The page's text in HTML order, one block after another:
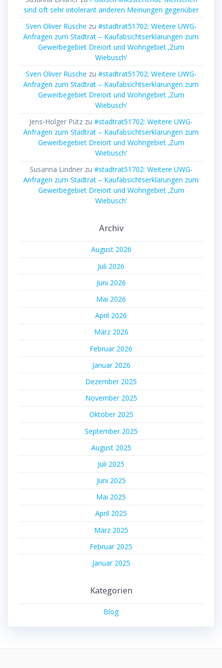
sind oft sehr intolerant anderen Meinungen gegenüber
Sven Oliver Rüsche zu #stadtrat51702: Weitere UWG-
Anfragen zum Stadtrat – Kaufabsichtserklärungen zum
Gewerbegebiet Dreiort und Wohngebiet ‚Zum
Wiebusch‘
Sven Oliver Rüsche zu #stadtrat51702: Weitere UWG-
Anfragen zum Stadtrat – Kaufabsichtserklärungen zum
Gewerbegebiet Dreiort und Wohngebiet ‚Zum
Wiebusch‘
Jens-Holger Pütz zu #stadtrat51702: Weitere UWG-
Anfragen zum Stadtrat – Kaufabsichtserklärungen zum
Gewerbegebiet Dreiort und Wohngebiet ‚Zum
Wiebusch‘
Susanna Lindnerzu #stadtrat51702: Weitere UWG-
Anfragen zum Stadtrat – Kaufabsichtserklärungen zum
Gewerbegebiet Dreiort und Wohngebiet ‚Zum
Wiebusch‘
Archiv
August 2026
Juli 2026
Juni 2026
Mai 2026
April 2026
März 2026
Februar 2026
Januar 2026
Dezember 2025
November 2025
Oktober 2025
September 2025
August 2025
Juli 2025
Juni 2025
Mai 2025
April 2025
März 2025
Februar 2025
Januar 2025
Kategorien
Blog